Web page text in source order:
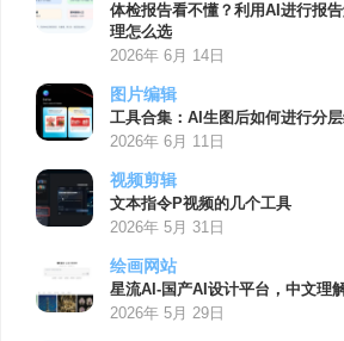
体检报告看不懂？利用AI进行报
理怎么选
2026年 6月 14日
图片编辑
工具合集：AI生图后如何进行分
2026年 6月 11日
视频剪辑
文本指令P视频的几个工具
2026年 5月 31日
绘画网站
星流AI-国产AI设计平台，中文理
2026年 5月 29日